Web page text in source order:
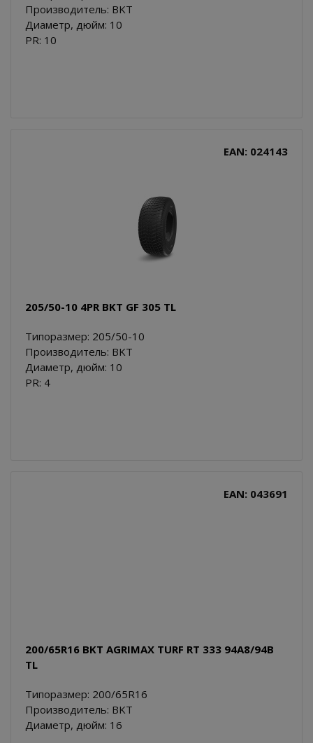
Производитель: BKT
Диаметр, дюйм: 10
PR: 10
EAN: 024143
205/50-10 4PR BKT GF 305 TL
Типоразмер: 205/50-10
Производитель: BKT
Диаметр, дюйм: 10
PR: 4
EAN: 043691
200/65R16 BKT AGRIMAX TURF RT 333 94A8/94B
TL
Типоразмер: 200/65R16
Производитель: BKT
Диаметр, дюйм: 16